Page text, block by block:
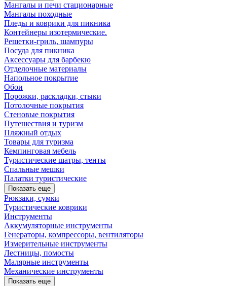
Мангалы и печи стационарные
Мангалы походные
Пледы и коврики для пикника
Контейнеры изотермические.
Решетки-гриль, шампуры
Посуда для пикника
Аксессуары для барбекю
Отделочные материалы
Напольное покрытие
Обои
Порожки, раскладки, стыки
Потолочные покрытия
Стеновые покрытия
Путешествия и туризм
Пляжный отдых
Товары для туризма
Кемпинговая мебель
Туристические шатры, тенты
Спальные мешки
Палатки туристические
Показать еще
Рюкзаки, сумки
Туристические коврики
Инструменты
Аккумуляторные инструменты
Генераторы, компрессоры, вентиляторы
Измерительные инструменты
Лестницы, помосты
Малярные инструменты
Механические инструменты
Показать еще